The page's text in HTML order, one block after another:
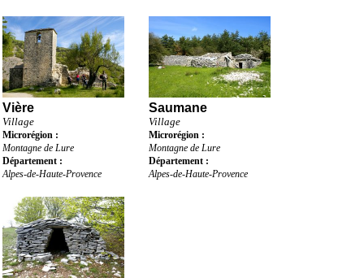
Vière
Village
Microrégion :
Montagne de Lure
Département :
Alpes-de-Haute-Provence
Saumane
Village
Microrégion :
Montagne de Lure
Département :
Alpes-de-Haute-Provence